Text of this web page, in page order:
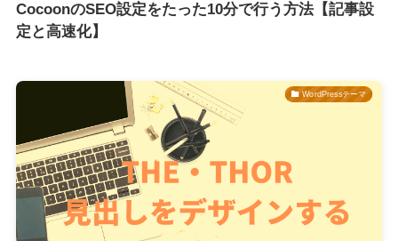
CocoonのSEO設定をたった10分で行う方法【記事設
定と高速化】
WordPressテーマ